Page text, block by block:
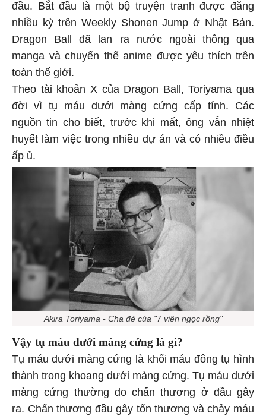
đầu. Bắt đầu là một bộ truyện tranh được đăng
nhiều kỳ trên Weekly Shonen Jump ở Nhật Bản.
Dragon Ball đã lan ra nước ngoài thông qua
manga và chuyển thể anime được yêu thích trên
toàn thế giới.
Theo tài khoản X của Dragon Ball, Toriyama qua
đời vì tụ máu dưới màng cứng cấp tính. Các
nguồn tin cho biết, trước khi mất, ông vẫn nhiệt
huyết làm việc trong nhiều dự án và có nhiều điều
ấp ủ.
Akira Toriyama - Cha đẻ của "7 viên ngọc rồng"
Vậy tụ máu dưới màng cứng là gì?
Tụ máu dưới màng cứng là khối máu đông tụ hình
thành trong khoang dưới màng cứng. Tụ máu dưới
màng cứng thường do chấn thương ở đầu gây
ra. Chấn thương đầu gây tổn thương và chảy máu